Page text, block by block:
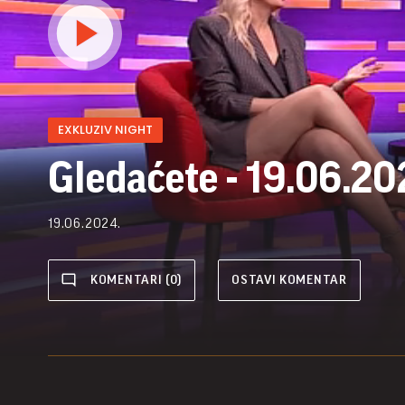
EXKLUZIV NIGHT
Gledaćete -
19.06.2024.
KOMENTARI (0) OSTAVI KOMENTAR